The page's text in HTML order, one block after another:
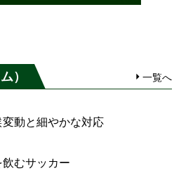
） 一覧へ
変動と細やかな対応
飲むサッカー